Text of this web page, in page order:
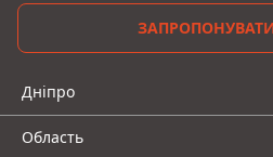
Дніпро
Область